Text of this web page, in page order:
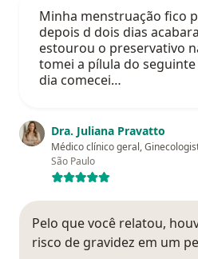
Minha menstruação fico
depois d dois dias
estourou o preservativo
tomei a pílula do
dia comecei…
Dra. Juliana Pravatto
Médico clínico geral,
São Paulo
Pelo que você relatou,
risco de gravidez em um